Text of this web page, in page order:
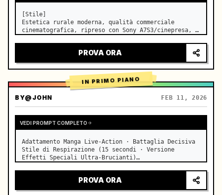
[Stile]
Estetica rurale moderna, qualità commerciale
cinematografica, ripreso con Sony A7S3/cinepresa,
sensazione di dramma in costume storico.
[Scena]
PROVA ORA
IN PRIMO PIANO
BY@JOHN FEB 11, 2026
VEDI PROMPT COMPLETO
Adattamento Manga Live-Action · Battaglia Decisiva
Stile di Respirazione (15 secondi · Versione
Effetti Speciali Ultra-Brucianti)
d'Acqua Blu) VS Respirazione del Fulmine (Fulmine
Dorato), duello live-action a…
PROVA ORA